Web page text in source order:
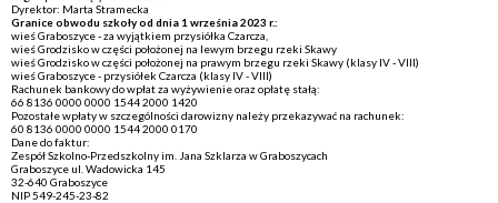
Dyrektor: Marta Stramecka
Granice obwodu szkoły od dnia 1 września 2023 r.:
wieś Graboszyce - za wyjątkiem przysiółka Czarcza,
wieś Grodzisko w części położonej na lewym brzegu rzeki Skawy
wieś Grodzisko w części położonej na prawym brzegu rzeki Skawy (klasy IV - VIII)
wieś Graboszyce - przysiółek Czarcza (klasy IV - VIII)
Rachunek bankowy do wpłat za wyżywienie oraz opłatę stałą:
66 8136 0000 0000 1544 2000 1420
Pozostałe wpłaty w szczególności darowizny należy przekazywać na rachunek:
60 8136 0000 0000 1544 2000 0170
Dane do faktur:
Zespół Szkolno-Przedszkolny im. Jana Szklarza w Graboszycach
Graboszyce ul. Wadowicka 145
32-640 Graboszyce
NIP 549-245-23-82